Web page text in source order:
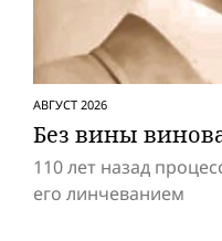
АВГУСТ 2026
Без вины
110 лет назад
его линчеванием